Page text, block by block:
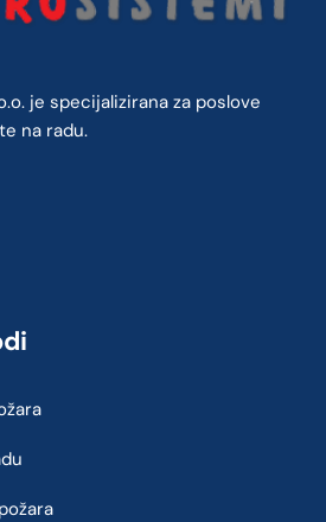
je specijalizirana za poslove
na radu.